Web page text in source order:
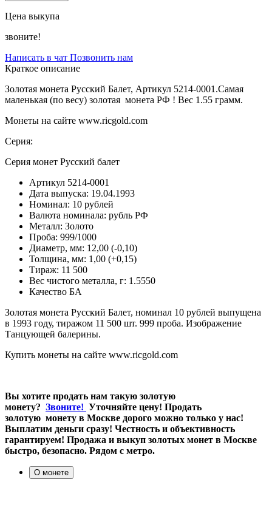
Цена выкупа
звоните!
Написать в чат Позвонить нам
Краткое описание
Золотая монета Русский Балет, Артикул 5214-0001.Самая
маленькая (по весу) золотая монета РФ ! Вес 1.55 грамм.
Монеты на сайте www.ricgold.com
Серия:
Серия монет Русский балет
Артикул 5214-0001
Дата выпуска: 19.04.1993
Номинал: 10 рублей
Валюта номинала: рубль РФ
Металл: Золото
Проба: 999/1000
Диаметр, мм: 12,00 (-0,10)
Толщина, мм: 1,00 (+0,15)
Тираж: 11 500
Вес чистого металла, г: 1.5550
Качество БА
Золотая монета Русский Балет, номинал 10 рублей выпущена
в 1993 году, тиражом 11 500 шт. 999 проба. Изображение
Танцующей балерины.
Купить монеты на сайте www.ricgold.com
Вы хотите продать нам такую золотую
монету? Звоните! Уточняйте цену! Продать
золотую монету в Москве дорого можно только у нас!
Выплатим деньги сразу! Честность и объективность
гарантируем! Продажа и выкуп золотых монет в Москве
быстро, безопасно. Рядом с метро.
О монете